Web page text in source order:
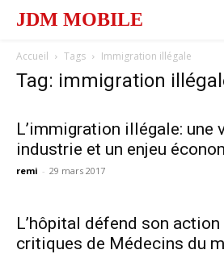
JDM MOBILE
Accueil Tags Immigration illégale
Tag: immigration
L’immigration illégale: une
industrie et un enjeu
remi - 29 mars 2017
L’hôpital défend son
critiques de Médecins du